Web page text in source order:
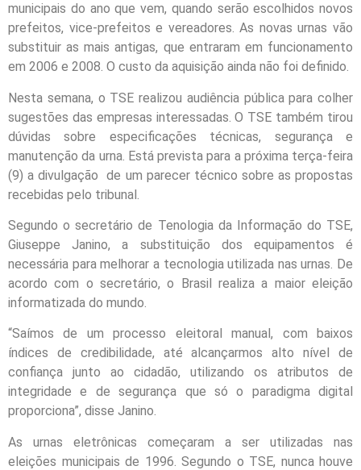
municipais do ano que vem, quando serão escolhidos novos
prefeitos, vice-prefeitos e vereadores. As novas urnas vão
substituir as mais antigas, que entraram em funcionamento
em 2006 e 2008. O custo da aquisição ainda não foi definido.
Nesta semana, o TSE realizou audiência pública para colher
sugestões das empresas interessadas. O TSE também tirou
dúvidas sobre especificações técnicas, segurança e
manutenção da urna. Está prevista para a próxima terça-feira
(9) a divulgação de um parecer técnico sobre as propostas
recebidas pelo tribunal.
Segundo o secretário de Tenologia da Informação do TSE,
Giuseppe Janino, a substituição dos equipamentos é
necessária para melhorar a tecnologia utilizada nas urnas. De
acordo com o secretário, o Brasil realiza a maior eleição
informatizada do mundo.
“Saímos de um processo eleitoral manual, com baixos
índices de credibilidade, até alcançarmos alto nível de
confiança junto ao cidadão, utilizando os atributos de
integridade e de segurança que só o paradigma digital
proporciona”, disse Janino.
As urnas eletrônicas começaram a ser utilizadas nas
eleições municipais de 1996. Segundo o TSE, nunca houve